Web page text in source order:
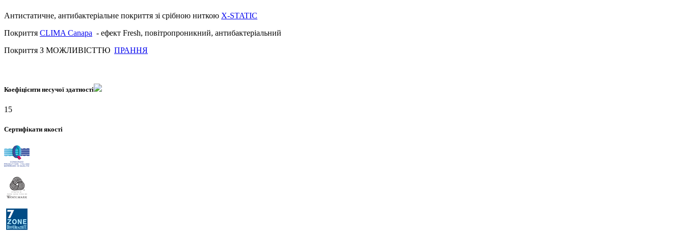
Антистатичне, антибактеріальне покриття зі срібною ниткою X-STATIC
Покриття CLIMA Canapa - ефект Fresh, повітропроникний, антибактеріальний
Покриття З МОЖЛИВІСТТЮ ПРАННЯ
Коефіцієнти несучої здатності
15
Сертифікати якості